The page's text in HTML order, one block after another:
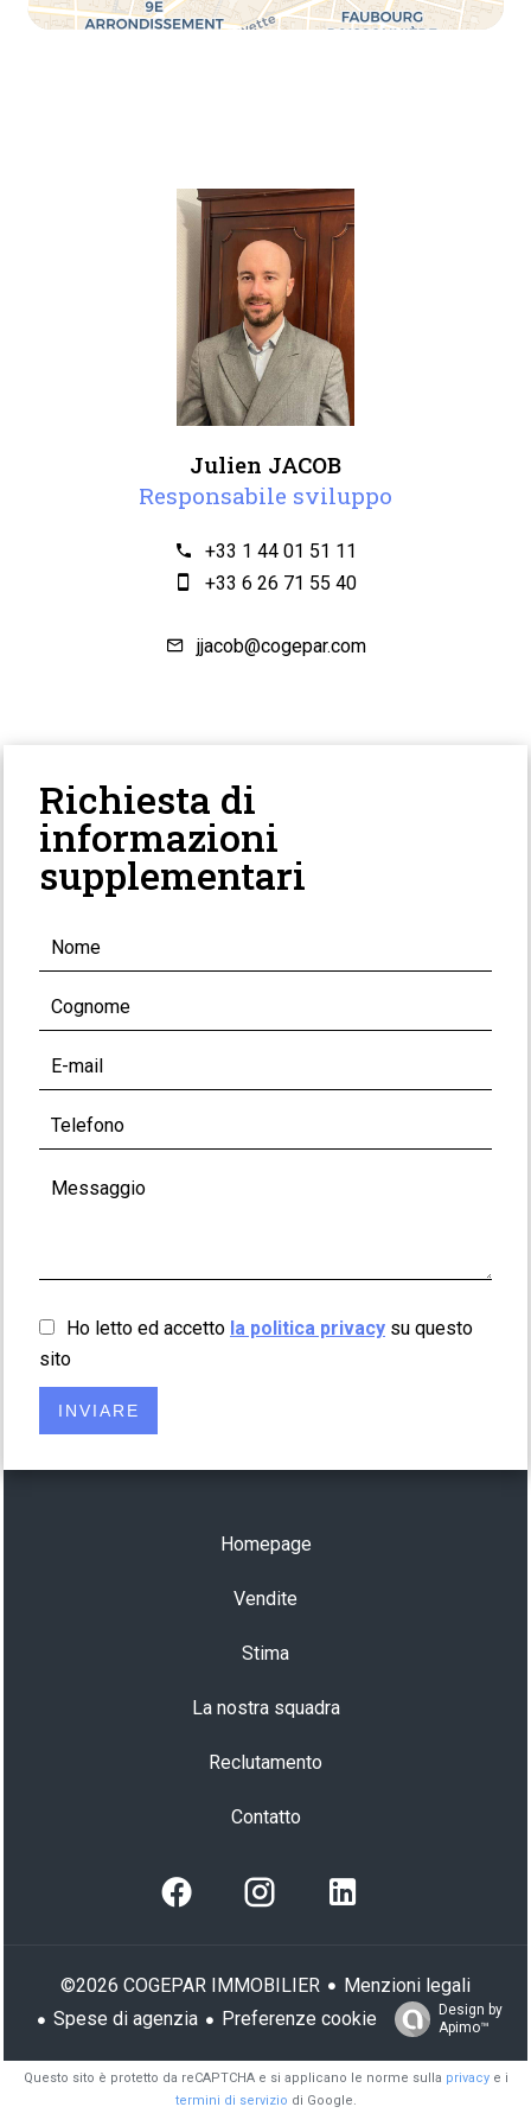
Julien JACOB
Responsabile sviluppo
+33 1 44 01 51 11
+33 6 26 71 55 40
jjacob@cogepar.com
Richiesta di
informazioni
supplementari
Ho letto ed accetto la politica privacy su questo
sito
INVIARE
Homepage
Vendite
Stima
La nostra squadra
Reclutamento
Contatto
©2026 COGEPAR IMMOBILIER
Menzioni legali
Spese di agenzia
Preferenze cookie
Design by
Apimo™
Questo sito è protetto da reCAPTCHA e si applicano le norme sulla privacye i
termini di servizio di Google.